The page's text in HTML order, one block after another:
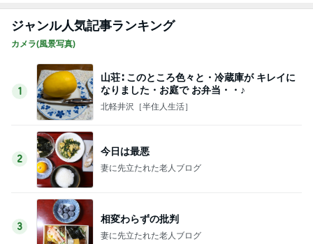
ジャンル人気記事ランキング
カメラ(風景写真)
1
山荘∶ このところ色々と・冷蔵庫が キレイに
なりました・お庭で お弁当・・♪
北軽井沢［半住人生活］
2
今日は最悪
妻に先立たれた老人ブログ
3
相変わらずの批判
妻に先立たれた老人ブログ